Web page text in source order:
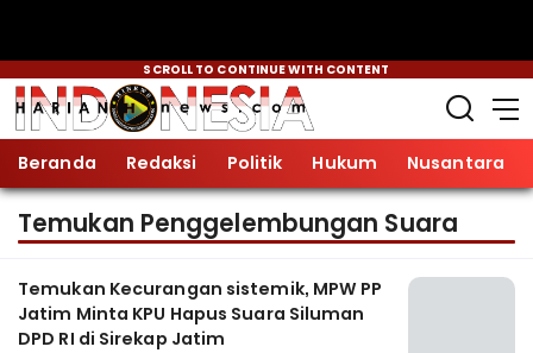
SCROLL TO CONTINUE WITH CONTENT
Beranda Redaksi Politik Hukum Nusantara
Temukan Penggelembungan Suara
Temukan Kecurangan sistemik, MPW PP
Jatim Minta KPU Hapus Suara Siluman
DPD RI di Sirekap Jatim